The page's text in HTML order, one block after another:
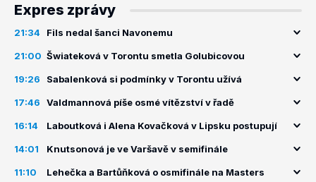
Expres zprávy
21:34 Fils nedal šanci Navonemu
21:00 Šwiateková v Torontu smetla Golubicovou
19:26 Sabalenková si podmínky v Torontu užívá
17:46 Valdmannová píše osmé vítězství v řadě
16:14 Laboutková i Alena Kovačková v Lipsku postupují
14:01 Knutsonová je ve Varšavě v semifinále
11:10 Lehečka a Bartůňková o osmifinále na Masters